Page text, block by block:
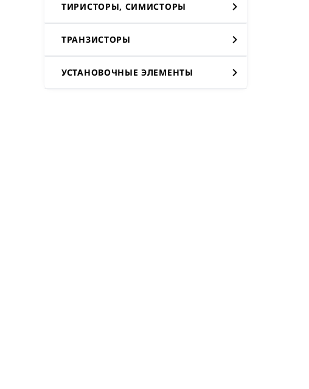
ТИРИСТОРЫ, СИМИСТОРЫ
ТРАНЗИСТОРЫ
УСТАНОВОЧНЫЕ ЭЛЕМЕНТЫ